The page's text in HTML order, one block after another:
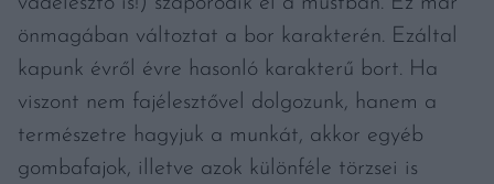
önmagában változtat a bor karakterén. Ezáltal
kapunk évről évre hasonló karakterű bort. Ha
viszont nem fajélesztővel dolgozunk, hanem a
természetre hagyjuk a munkát, akkor egyéb
gombafajok, illetve azok különféle törzsei is